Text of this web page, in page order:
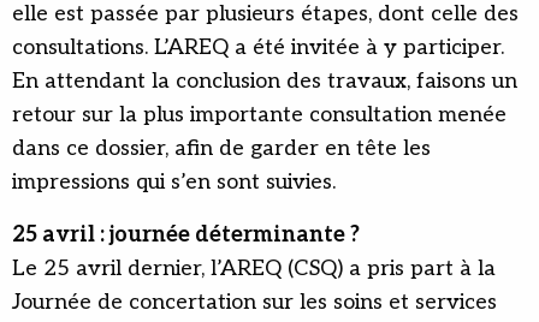
elle est passée par plusieurs étapes, dont celle des
consultations. L’AREQ a été invitée à y participer.
En attendant la conclusion des travaux, faisons un
retour sur la plus importante consultation menée
dans ce dossier, afin de garder en tête les
impressions qui s’en sont suivies.
25 avril : journée déterminante ?
Le 25 avril dernier, l’AREQ (CSQ) a pris part à la
Journée de concertation sur les soins et services